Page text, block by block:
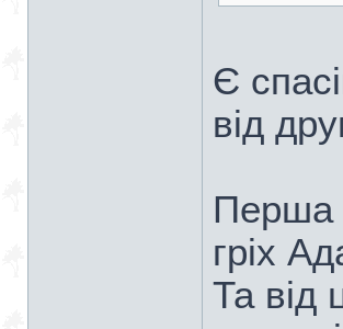
Є
від
Перша
гріх
Та від